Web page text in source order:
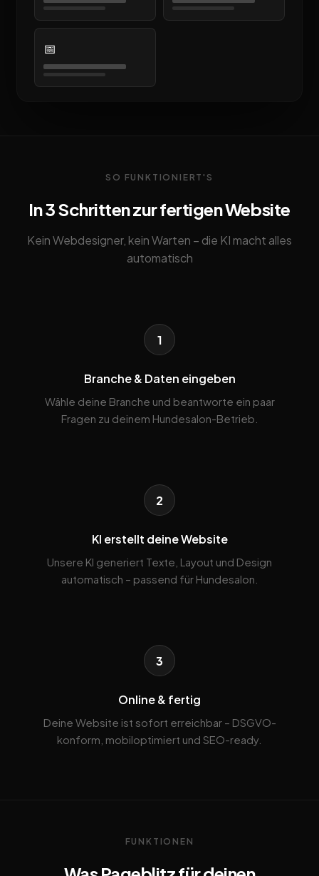
📅
SO FUNKTIONIERT'S
In 3 Schritten zur fertigen Website
Kein Webdesigner, kein Warten – die KI macht alles
automatisch
1
Branche & Daten eingeben
Wähle deine Branche und beantworte ein paar
Fragen zu deinem Hundesalon-Betrieb.
2
KI erstellt deine Website
Unsere KI generiert Texte, Layout und Design
automatisch – passend für Hundesalon.
3
Online & fertig
Deine Website ist sofort erreichbar – DSGVO-
konform, mobiloptimiert und SEO-ready.
FUNKTIONEN